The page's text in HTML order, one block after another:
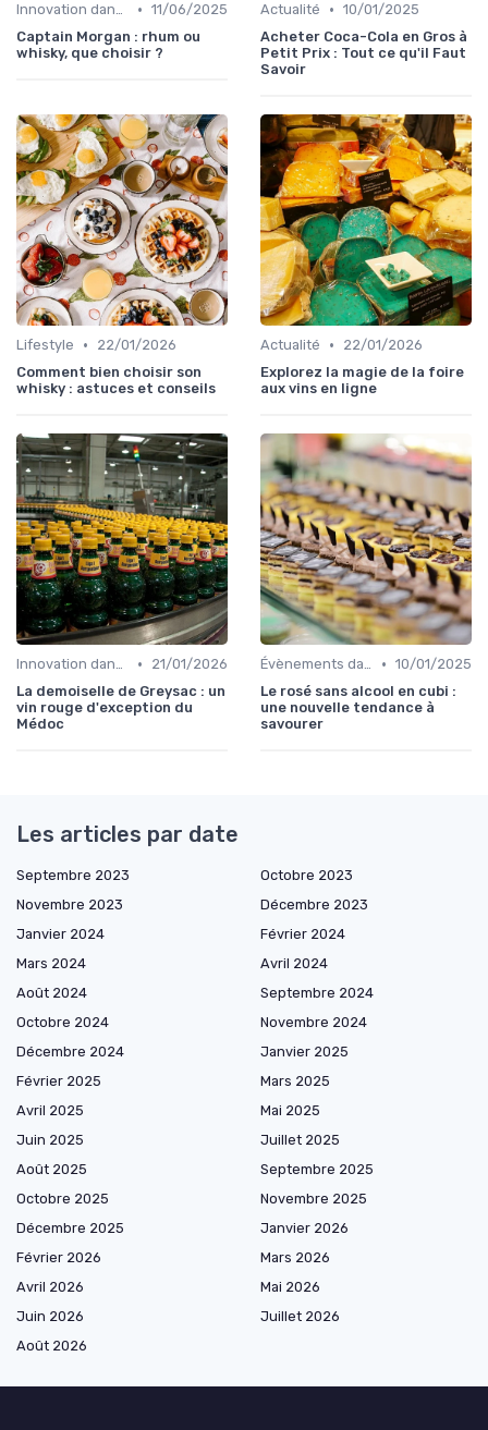
Innovation dans la food • 11/06/2025
Captain Morgan : rhum ou
whisky, que choisir ?
Actualité • 10/01/2025
Acheter Coca-Cola en Gros à
Petit Prix : Tout ce qu'il Faut
Savoir
Lifestyle •
22/01/2026
Comment bien choisir son
whisky : astuces et conseils
Actualité •
22/01/2026
Explorez la magie de la foire
aux vins en ligne
Innovation dans la food •
21/01/2026
La demoiselle de Greysac : un
vin rouge d'exception du
Médoc
Évènements dans la food • 10/01/2025
Le rosé sans alcool en cubi :
une nouvelle tendance à
savourer
Les articles par date
Septembre 2023
Octobre 2023
Novembre 2023
Décembre 2023
Janvier 2024
Février 2024
Mars 2024
Avril 2024
Août 2024
Septembre 2024
Octobre 2024
Novembre 2024
Décembre 2024
Janvier 2025
Février 2025
Mars 2025
Avril 2025
Mai 2025
Juin 2025
Juillet 2025
Août 2025
Septembre 2025
Octobre 2025
Novembre 2025
Décembre 2025
Janvier 2026
Février 2026
Mars 2026
Avril 2026
Mai 2026
Juin 2026
Juillet 2026
Août 2026